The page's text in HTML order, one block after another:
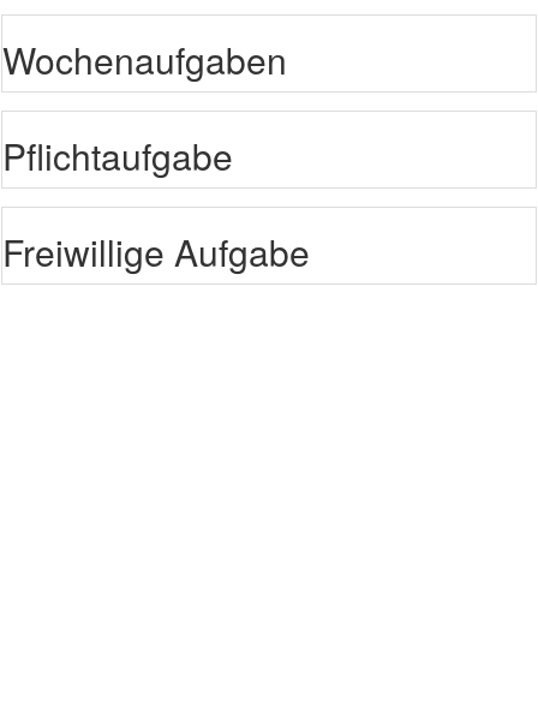
Wochenaufgaben
Pflichtaufgabe
Freiwillige Aufgabe